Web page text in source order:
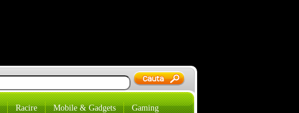
Racire Mobile & Gadgets Gaming